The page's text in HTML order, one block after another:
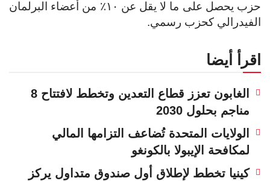
حزب يحصل على ما لا يقل عن ١٠٪ من أعضاء البرلمان
الفيدرالي كحزب رسمي.
اقرأ أيضا
الغابون تعزز قطاع التعدين وتخطط لافتتاح 8
مناجم بحلول 2030
الولايات المتحدة تُضاعف التزامها المالي
لمكافحة الإيبولا بالكونغو
كينيا تخطط لإطلاق أول صندوق متداول يركز